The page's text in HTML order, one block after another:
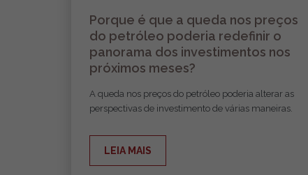
Porque é que a queda nos preços
do petróleo poderia redefinir o
panorama dos investimentos nos
próximos meses?
A queda nos preços do petróleo poderia alterar as
perspectivas de investimento de várias maneiras.
LEIA MAIS